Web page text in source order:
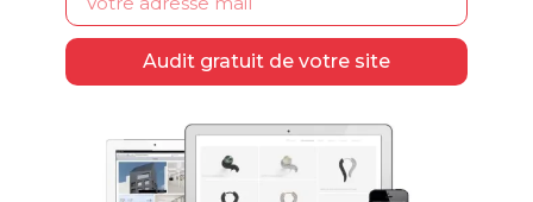
Audit gratuit de votre site